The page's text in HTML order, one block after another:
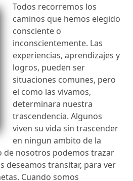
Todos recorremos los
caminos que hemos elegido
consciente o
inconscientemente. Las
experiencias, aprendizajes y
logros, pueden ser
situaciones comunes, pero
el como las vivamos,
determinara nuestra
trascendencia. Algunos
viven su vida sin trascender
en ningun ambito de la
de nosotros podemos trazar
deseamos transitar, para ver
Cuando somos